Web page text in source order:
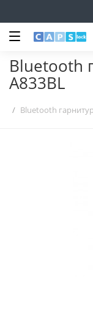
Bluetooth
A833BL
Bluetooth